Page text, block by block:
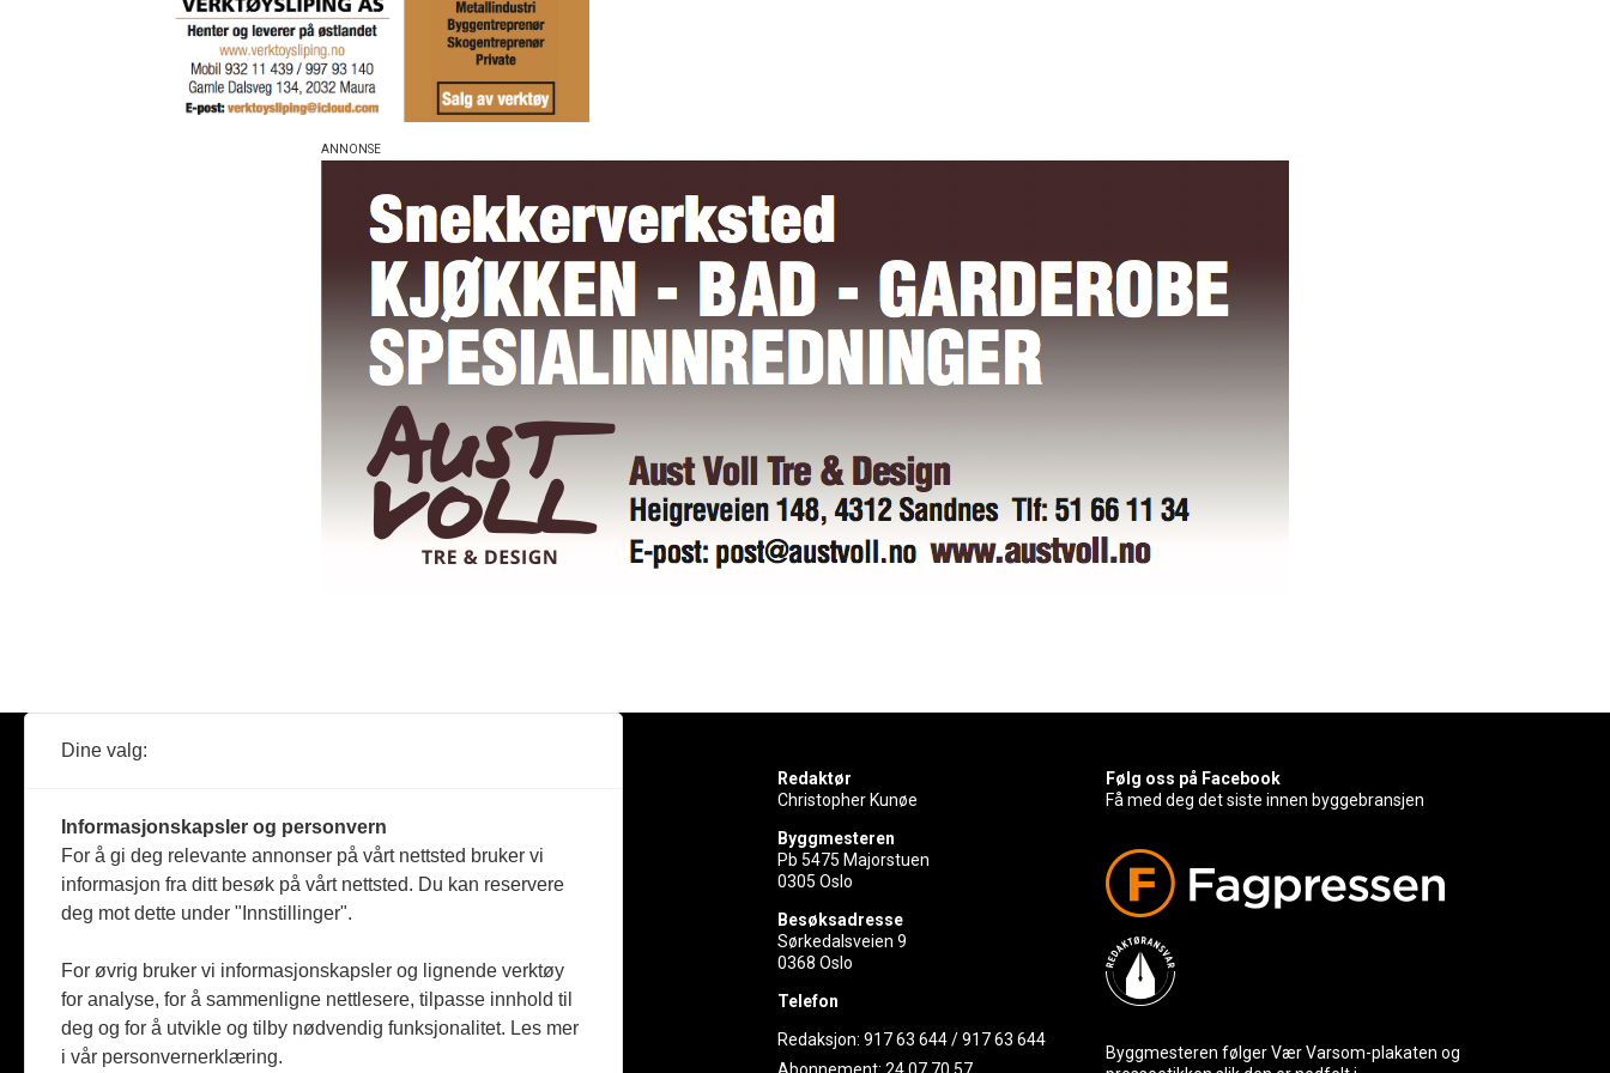
Reportasje
Produkter
Jobbmarked
Redaktør
Christopher Kunøe
Byggmesteren
Pb 5475 Majorstuen
0305 Oslo
Besøksadresse
Sørkedalsveien 9
0368 Oslo
Telefon
Redaksjon:917 63 644/917 63 644
Abonnement:24 07 70 57
Følg oss på Facebook
Få med deg det siste innen byggebransjen
Byggmesteren følger Vær Varsom-plakaten og
Dine valg:
Informasjonskapsler og personvern
For å gi deg relevante annonser på vårt nettsted bruker vi
informasjon fra ditt besøk på vårt nettsted. Du kan reservere
deg mot dette under "Innstillinger".
For øvrig bruker vi informasjonskapsler og lignende verktøy
for analyse, for å sammenligne nettlesere, tilpasse innhold til
deg og for å utvikle og tilby nødvendig funksjonalitet. Les mer
i vår personvernerklæring.